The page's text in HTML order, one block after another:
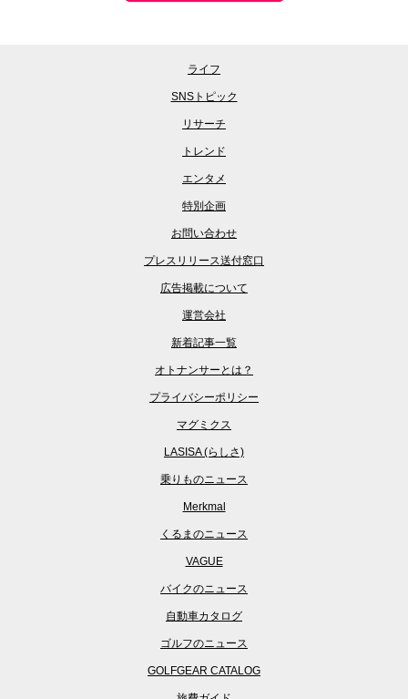
ライフ
SNSトピック
リサーチ
トレンド
エンタメ
特別企画
お問い合わせ
プレスリリース送付窓口
広告掲載について
運営会社
新着記事一覧
オトナンサーとは？
プライバシーポリシー
マグミクス
LASISA (らしさ)
乗りものニュース
Merkmal
くるまのニュース
VAGUE
バイクのニュース
自動車カタログ
ゴルフのニュース
GOLFGEAR CATALOG